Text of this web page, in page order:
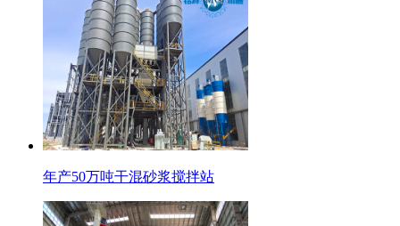
年产50万吨干混砂浆搅拌站